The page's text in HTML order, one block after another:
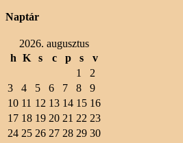
Naptár
2026. augusztus
h K s c p s
v
1
2
3
4 5 6 7 8
9
10 11 12 13 14 15 16
17 18 19 20 21 22 23
24 25 26 27 28 29 30